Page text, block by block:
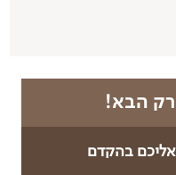
הבא!
אליכם בהקדם